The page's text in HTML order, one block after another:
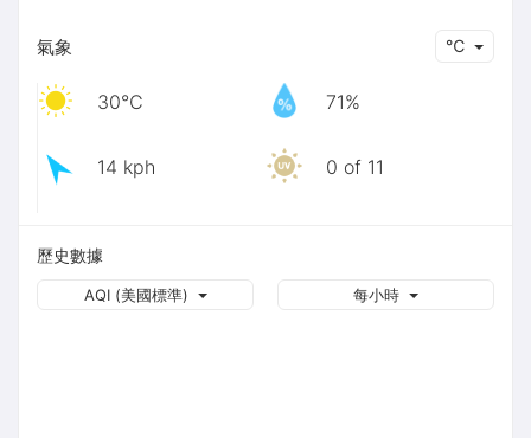
氣象 ℃
30℃ 71%
14 kph 0 of 11
歷史數據
每小時
AQI (美國標準)